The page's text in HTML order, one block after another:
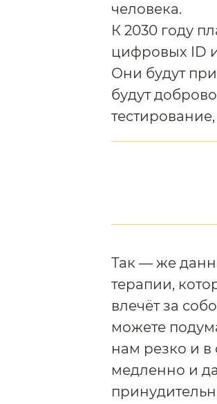
человека.
К 2030 году
цифровых ID
Они будут
будут
Так — же
терапии,
влечёт за
можете
нам резко и в
медленно и